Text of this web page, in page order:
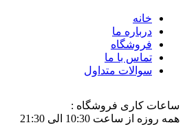
خانه
درباره ما
فروشگاه
تماس با ما
سوالات متداول
ساعات کاری فروشگاه :
همه روزه از ساعت 10:30 الی 21:30